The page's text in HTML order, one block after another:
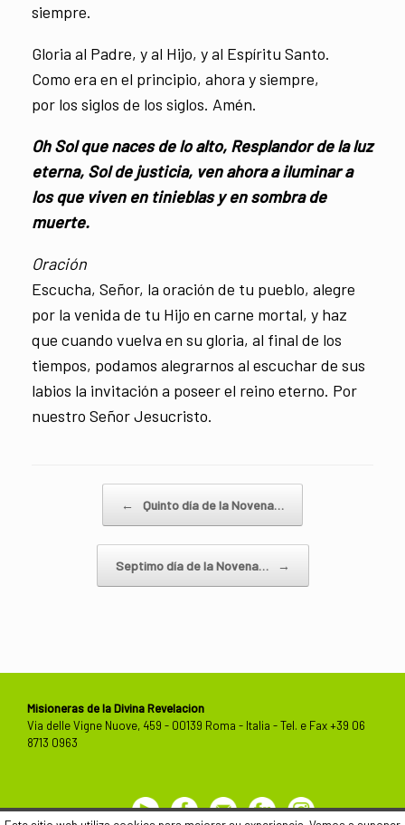
siempre.
Gloria al Padre, y al Hijo, y al Espíritu Santo.
Como era en el principio, ahora y siempre,
por los siglos de los siglos. Amén.
Oh Sol que naces de lo alto, Resplandor de la luz
eterna, Sol de justicia, ven ahora a iluminar a
los que viven en tinieblas y en sombra de
muerte.
Oración
Escucha, Señor, la oración de tu pueblo, alegre
por la venida de tu Hijo en carne mortal, y haz
que cuando vuelva en su gloria, al final de los
tiempos, podamos alegrarnos al escuchar de sus
labios la invitación a poseer el reino eterno. Por
nuestro Señor Jesucristo.
← Quinto día de la Novena…
Septimo día de la Novena… →
Misioneras de la Divina Revelacion
Via delle Vigne Nuove, 459 - 00139 Roma - Italia - Tel. e Fax +39 06
8713 0963
YoutubeFacebookContactos
Flickr